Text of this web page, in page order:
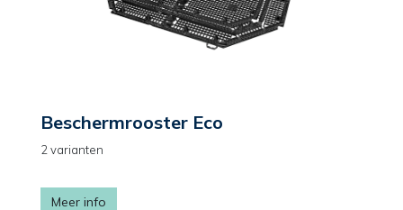
Beschermrooster Eco
2 varianten
Meer info